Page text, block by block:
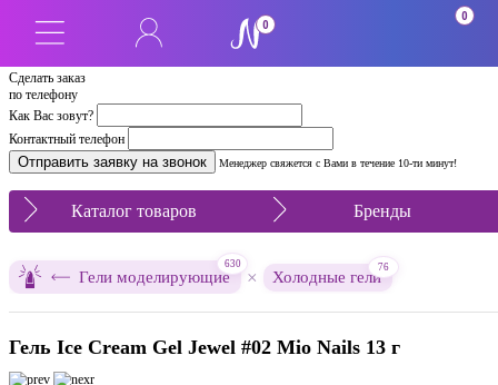
Сделать заказ
по телефону
Как Вас зовут?
Контактный телефон
Менеджер свяжется с Вами в течение 10-ти минут!
0
0
Каталог товаров Бренды
Гели моделирующие
630
× Холодные гели
76
Гель Ice Cream Gel Jewel #02 Mio Nails 13 г